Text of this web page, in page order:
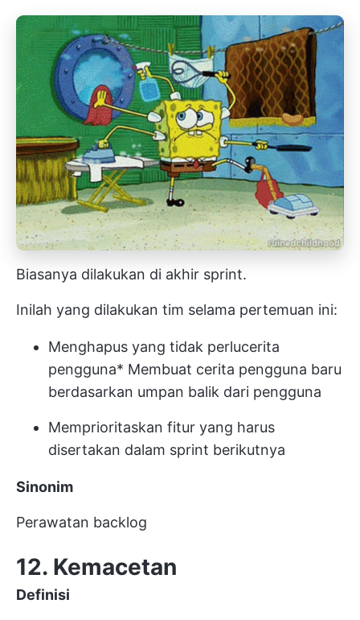
Biasanya dilakukan di akhir sprint.
Inilah yang dilakukan tim selama pertemuan ini:
Menghapus yang tidak perlucerita
pengguna* Membuat cerita pengguna baru
berdasarkan umpan balik dari pengguna
Memprioritaskan fitur yang harus
disertakan dalam sprint berikutnya
Sinonim
Perawatan backlog
12. Kemacetan
Definisi